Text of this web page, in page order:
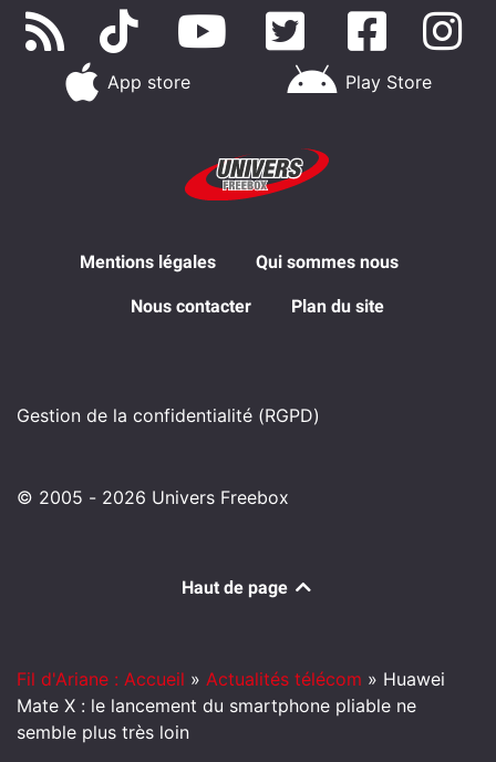
App store Play Store
Mentions légales Qui sommes nous
Nous contacter Plan du site
Gestion de la confidentialité (RGPD)
© 2005 - 2026 Univers Freebox
Haut de page
Fil d'Ariane : Accueil » Actualités télécom » Huawei
Mate X : le lancement du smartphone pliable ne
semble plus très loin